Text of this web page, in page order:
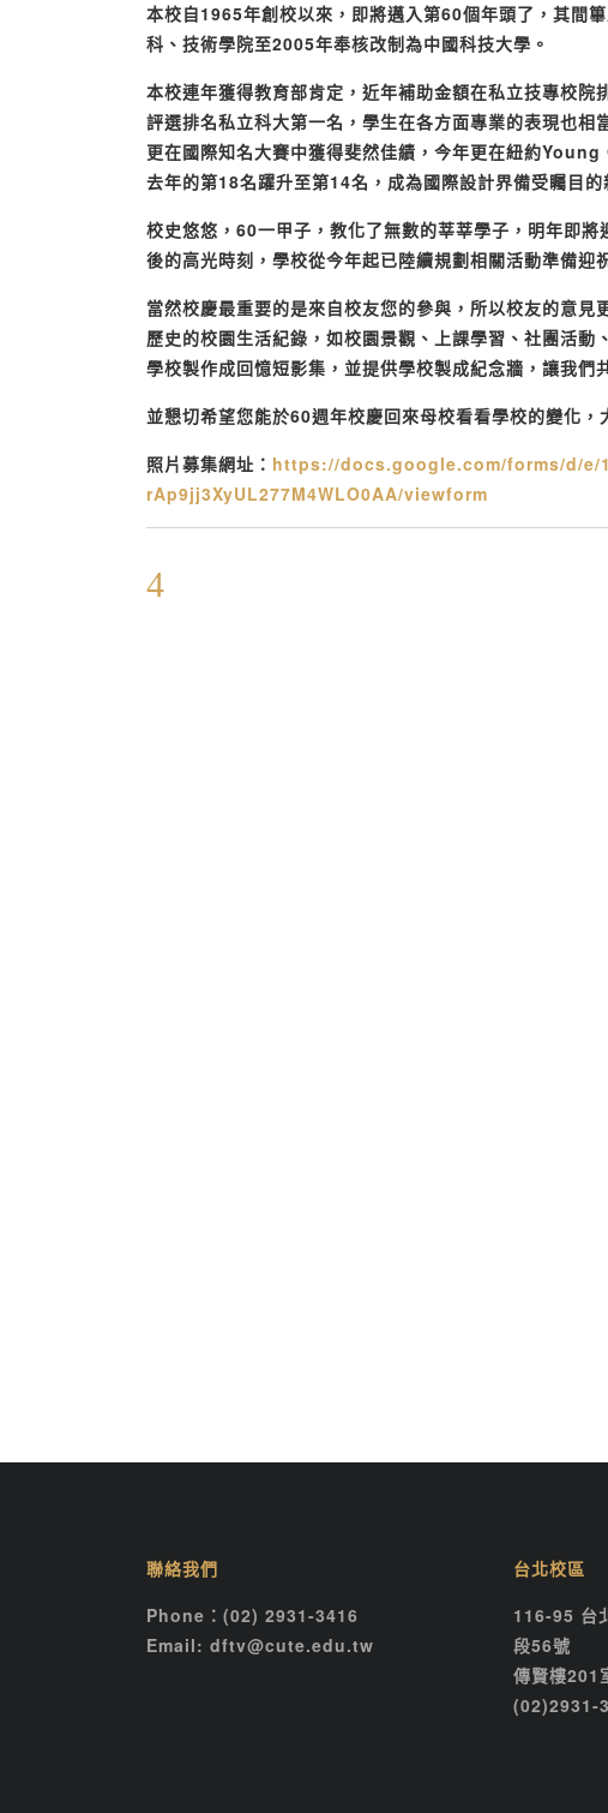
本校自1965年創校以來，即將邁入第60個年頭了，其間
科、技術學院至2005年奉核改制為中國科技大學。
本校連年獲得教育部肯定，近年補助金額在私立技專校院
評選排名私立科大第一名，學生在各方面專業的表現也相
更在國際知名大賽中獲得斐然佳績，今年更在紐約Young
去年的第18名躍升至第14名，成為國際設計界備受矚目
校史悠悠， 60一甲子，教化了無數的莘莘學子，明年即將
後的高光時刻，學校從今年起已陸續規劃相關活動準備迎
當然校慶最重要的是來自校友您的參與，所以校友的意
歷史的校園生活紀錄，如校園景觀、上課學習、社團活
學校製作成回憶短影集，並提供學校製成紀念牆，讓我們
並懇切希望您能於60週年校慶回來母校看看學校的變化，
照片募集網址： https://docs.google.com/forms/d/e/
rAp9jj3XyUL277M4WLO0AA/viewform
聯絡我們
Phone：(02) 2931-3416
Email: dftv@cute.edu.tw
台北校區
116-95 台
段56號
傳賢樓201
(02)2931-